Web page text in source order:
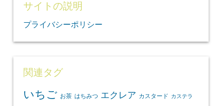
サイトの説明
プライバシーポリシー
関連タグ
いちご お茶 はちみつ エクレア カスタード カステラ